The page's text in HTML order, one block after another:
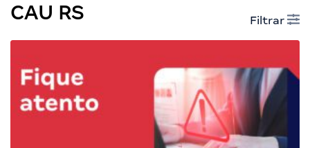
CAU RS Filtrar